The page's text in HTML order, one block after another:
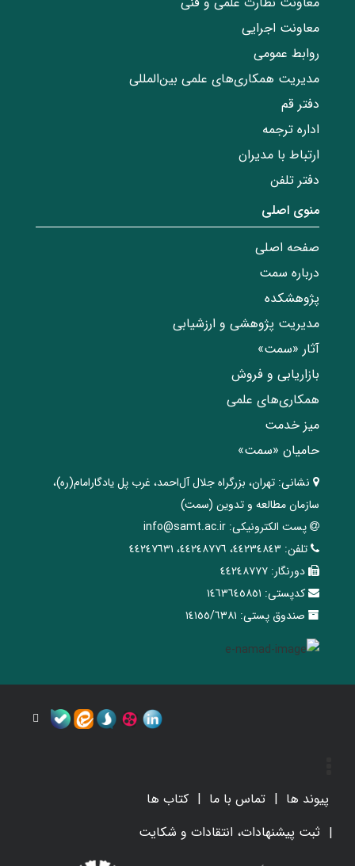
معاونت اجرایی
روابط عمومی
مدیریت همکاری‌های علمی بین‌المللی
دفتر قم
اداره ترجمه
ارتباط با مدیران
دفتر تلفن
منوی اصلی
صفحه اصلی
درباره سمت
پژوهشکده
مدیریت پژوهشی و ارزشیابی
آثار «سمت»
بازاریابی و فروش
همکاری‌های علمی
میز خدمت
حامیان «سمت»
نشانی: تهران، ‌بزرگراه ‌جلال آل‌احمد، غرب پل يادگار‌امام(ره)‌،
سازمان مطالعه و تدوین‌ (سمت)
پست الکترونیکی: info@samt.ac.ir
تلفن: ٤٤٢٣٤٨٤٣، ٤٤٢٤٨٧٧٦، ٤٤٢٤٧٦٣١
دورنگار: ٤٤٢٤٨٧٧٧
کدپستی: ١٤٦٣٦٤٥٨٥١
صندوق پستی: ١٤١٥٥/٦٣٨١
پیوند ها تماس با ما
کتاب ها
ثبت پیشنهادات، انتقادات و شکایت